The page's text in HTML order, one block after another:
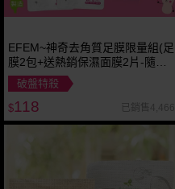
EFEM~神奇去角質足膜限量組(足
膜2包+送熱銷保濕面膜2片-隨機
送)
破盤特殺
$118 已銷售4,466